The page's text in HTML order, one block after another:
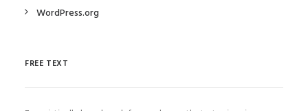
WordPress.org
FREE TEXT